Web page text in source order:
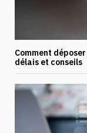
Comment
délais et conseils